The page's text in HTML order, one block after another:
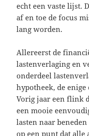
echt een vaste lijst.
af en toe de focus
lang worden.
Allereerst de
lastenverlaging en
onderdeel
hypotheek, de enige
Vorig jaar een flink
een mooie
lasten naar
op een punt dat